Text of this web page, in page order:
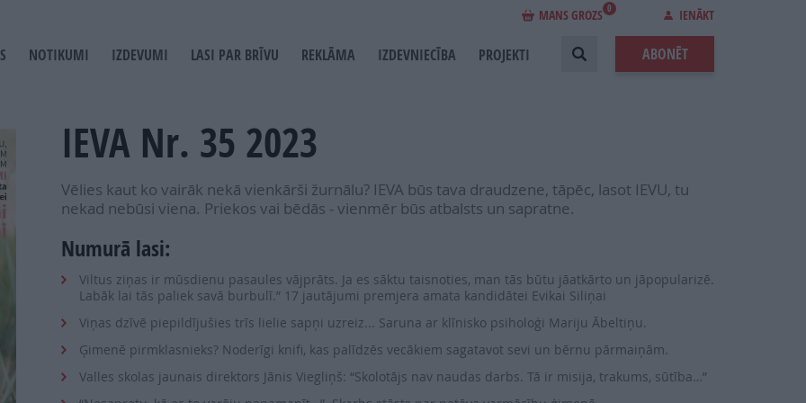
MANS GROZS 0 IENĀKT
NOTIKUMI IZDEVUMI LASI PAR BRĪVU REKLĀMA IZDEVNIECĪBA PROJEKTI ABONĒT
IEVA Nr. 35 2023
Vēlies kaut ko vairāk nekā vienkārši žurnālu? IEVA būs tava draudzene, tāpēc, lasot IEVU, tu
nekad nebūsi viena. Priekos vai bēdās - vienmēr būs atbalsts un sapratne.
Numurā lasi:
Viltus ziņas ir mūsdienu pasaules vājprāts. Ja es sāktu taisnoties, man tās būtu jāatkārto un jāpopularizē.
Labāk lai tās paliek savā burbulī.” 17 jautājumi premjera amata kandidātei Evikai Siliņai
Viņas dzīvē piepildījušies trīs lielie sapņi uzreiz... Saruna ar klīnisko psiholoģi Mariju Ābeltiņu.
Ģimenē pirmklasnieks? Noderīgi knifi, kas palīdzēs vecākiem sagatavot sevi un bērnu pārmaiņām.
Valles skolas jaunais direktors Jānis Viegliņš: “Skolotājs nav naudas darbs. Tā ir misija, trakums, sūtība…”